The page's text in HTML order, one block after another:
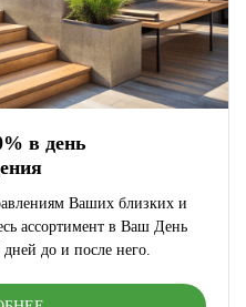
в день
Ваших близких и
ассортимент в Ваш День
до и после него.